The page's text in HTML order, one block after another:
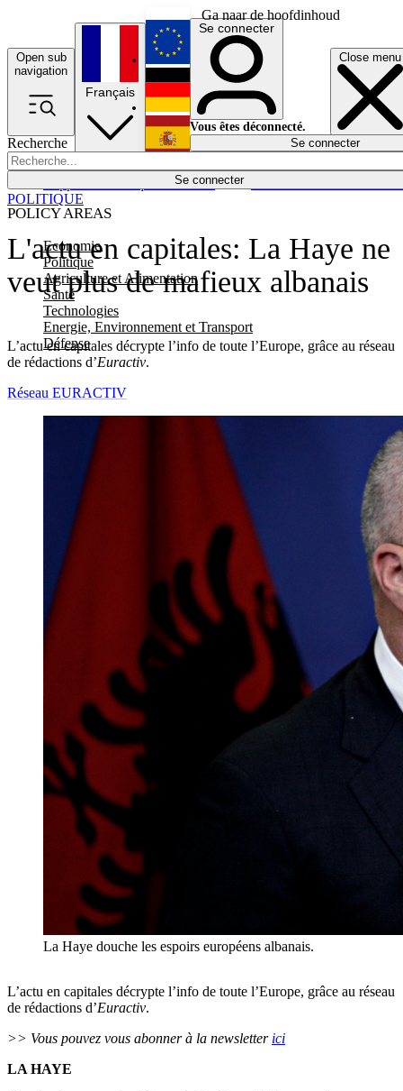
Ga naar de hoofdinhoud
Open sub
navigation
Close menu
Recherche
Se connecter
POLICY AREAS
Economie
Politique
Agriculture et Alimentation
Santé
Technologies
Energie, Environnement et Transport
Défense
Économie
Français
English
Deutsch
Español
Se connecter
Vous êtes déconnecté.
Se connecter
L'actu en capitales: La Haye ne
veut plus de mafieux albanais
L’actu en capitales décrypte l’info de toute l’Europe, grâce au réseau
de rédactions d’Euractiv.
POLITIQUE
Réseau EURACTIV
La Haye douche les espoirs européens albanais.
L’actu en capitales décrypte l’info de toute l’Europe, grâce au réseau
de rédactions d’Euractiv.
>> Vous pouvez vous abonner à la newsletter ici
LA HAYE